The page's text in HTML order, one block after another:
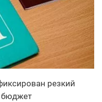
резкий
бюджет